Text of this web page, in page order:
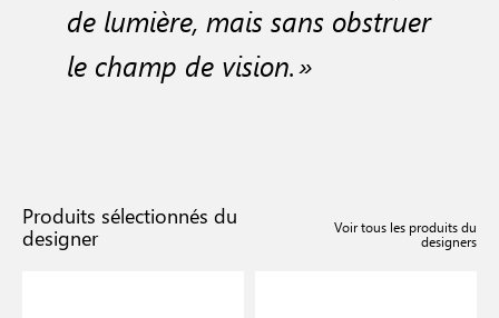
de lumière, mais sans obstruer
le champ de vision. »
Produits sélectionnés du
designer
Voir tous les produits du
designers